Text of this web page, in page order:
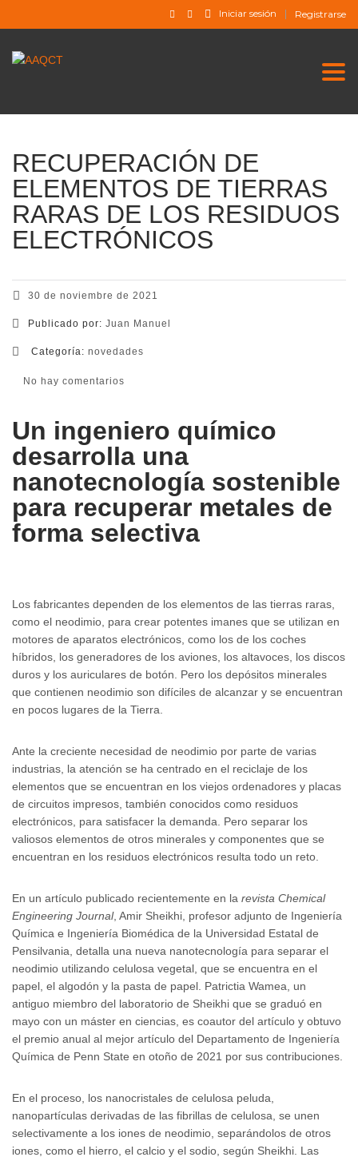
Iniciar sesión Registrarse
RECUPERACIÓN DE
ELEMENTOS DE TIERRAS
RARAS DE LOS RESIDUOS
ELECTRÓNICOS
30 de noviembre de 2021
Publicado por: Juan Manuel
Categoría: novedades
No hay comentarios
Un ingeniero químico
desarrolla una
nanotecnología sostenible
para recuperar metales de
forma selectiva
Los fabricantes dependen de los elementos de las tierras raras,
como el neodimio, para crear potentes imanes que se utilizan en
motores de aparatos electrónicos, como los de los coches
híbridos, los generadores de los aviones, los altavoces, los discos
duros y los auriculares de botón. Pero los depósitos minerales
que contienen neodimio son difíciles de alcanzar y se encuentran
en pocos lugares de la Tierra.
Ante la creciente necesidad de neodimio por parte de varias
industrias, la atención se ha centrado en el reciclaje de los
elementos que se encuentran en los viejos ordenadores y placas
de circuitos impresos, también conocidos como residuos
electrónicos, para satisfacer la demanda. Pero separar los
valiosos elementos de otros minerales y componentes que se
encuentran en los residuos electrónicos resulta todo un reto.
En un artículo publicado recientemente en la revista Chemical
Engineering Journal, Amir Sheikhi, profesor adjunto de Ingeniería
Química e Ingeniería Biomédica de la Universidad Estatal de
Pensilvania, detalla una nueva nanotecnología para separar el
neodimio utilizando celulosa vegetal, que se encuentra en el
papel, el algodón y la pasta de papel. Patrictia Wamea, un
antiguo miembro del laboratorio de Sheikhi que se graduó en
mayo con un máster en ciencias, es coautor del artículo y obtuvo
el premio anual al mejor artículo del Departamento de Ingeniería
Química de Penn State en otoño de 2021 por sus contribuciones.
En el proceso, los nanocristales de celulosa peluda,
nanopartículas derivadas de las fibrillas de celulosa, se unen
selectivamente a los iones de neodimio, separándolos de otros
iones, como el hierro, el calcio y el sodio, según Sheikhi. Las